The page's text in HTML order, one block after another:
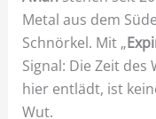
Metal aus dem
Schnörkel. Mit „
Signal: Die Zeit des
hier entlädt, ist
Wut.